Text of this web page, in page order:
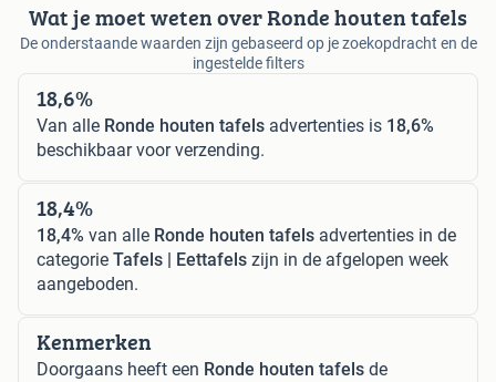
Wat je moet weten over Ronde houten tafels
De onderstaande waarden zijn gebaseerd op je zoekopdracht en de
ingestelde filters
18,6%
Van alle Ronde houten tafels advertenties is 18,6%
beschikbaar voor verzending.
18,4%
18,4% van alle Ronde houten tafels advertenties in de
categorie Tafels | Eettafels zijn in de afgelopen week
aangeboden.
Kenmerken
Doorgaans heeft een Ronde houten tafels de